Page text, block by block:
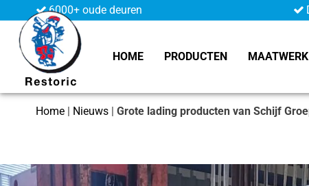
6000+ oude deuren
HOME PRODUCTEN MAATWERK
Home | Nieuws | Grote lading producten van Schijf